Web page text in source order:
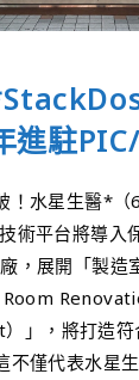
駐
！水星生醫*
術平台將導入
，展開「製造
」，將打造符
不僅代表水星